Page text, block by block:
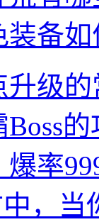
备
级
率
，